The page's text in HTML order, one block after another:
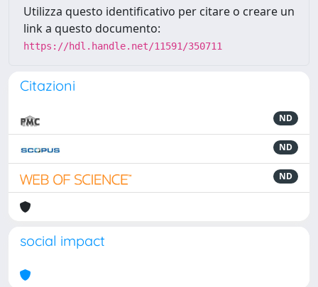
Utilizza questo identificativo per citare o creare un
link a questo documento:
https://hdl.handle.net/11591/350711
Citazioni
ND
ND
ND
social impact